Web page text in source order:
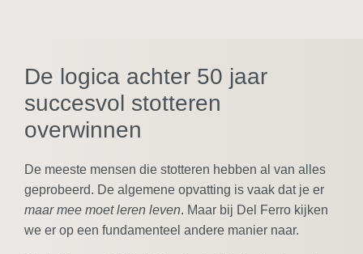
De logica achter 50 jaar
succesvol stotteren
overwinnen
De meeste mensen die stotteren hebben al van alles
geprobeerd. De algemene opvatting is vaak dat je er
maar mee moet leren leven. Maar bij Del Ferro kijken
we er op een fundamenteel andere manier naar.